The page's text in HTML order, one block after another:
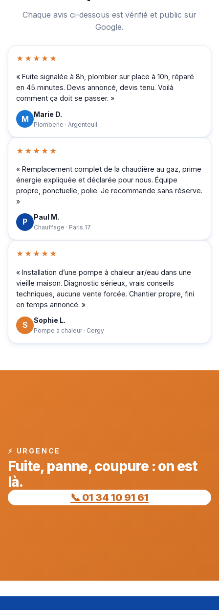
Chaque avis ci-dessous est vérifié et public sur
Google.
★★★★★
« Fuite signalée à 8h, plombier sur place à 10h, réparé
en 45 minutes. Devis annoncé, devis tenu. Voilà
comment ça doit se passer. »
M Marie D.
Plomberie · Argenteuil
★★★★★
« Remplacement complet de la chaudière au gaz, prime
énergie expliquée et déclarée pour nous. Équipe
propre, ponctuelle, polie. Je recommande sans réserve.
»
P Paul M.
Chauffage · Paris 17
★★★★★
« Installation d’une pompe à chaleur air/eau dans une
vieille maison. Diagnostic sérieux, vrais conseils
techniques, aucune vente forcée. Chantier propre, fini
en temps annoncé. »
S Sophie L.
Pompe à chaleur · Cergy
⚡ URGENCE
Fuite, panne, coupure : on est
là.
📞 01 34 10 91 61